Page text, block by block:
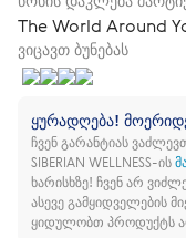
The World Around
ვიცავთ ბუნებას
ყურადღება!
ჩვენ გარანტიას
SIBERIAN WELLNESS-ის
ხარისხზე! ჩვენ არ
ასევე გამყიდველების
ყიდულობთ პროდუქტს